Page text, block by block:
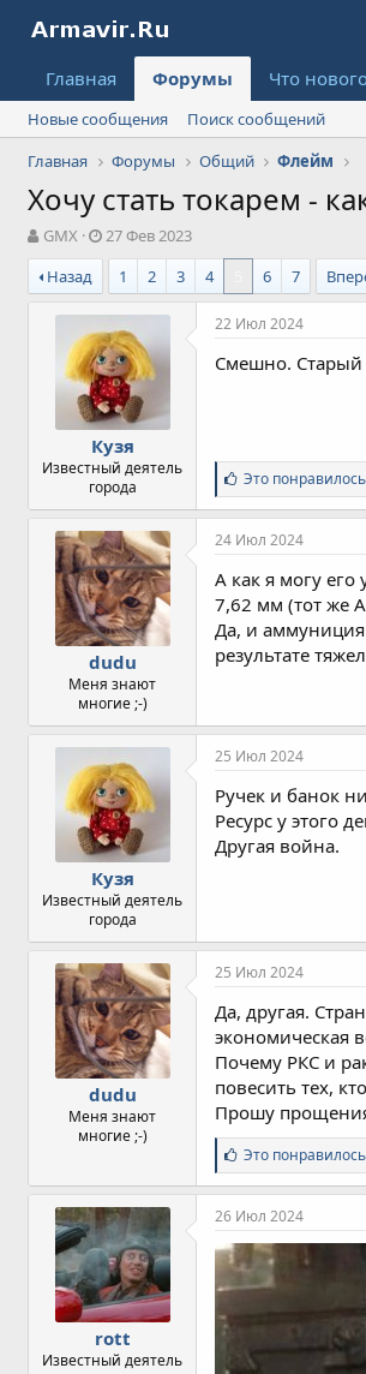
Главная Форумы Что
Новые сообщения
Поиск сообщений
Главная
Форумы Общий Флейм
Хочу стать токарем -
А
в
т
о
GMX
Д
а
а
н
а
ч
а
л
а
27 Фев 2023
Назад
1 2 3 4 6 7
Кузя
Известный деятель
города
22 Июл 2024
Смешно. Старый
С
и
м
п
т
и
и
Это понравилось
dudu
Меня знают
многие ;-)
24 Июл 2024
А как я могу
7,62 мм (тот же
Да, и
результате
Кузя
Известный деятель
города
25 Июл 2024
Ручек и банок
Ресурс у этого
Другая война.
dudu
Меня знают
многие ;-)
25 Июл 2024
Да, другая.
экономическая
Почему РКС и
повесить тех,
Прошу
С
и
м
п
т
и
и
Это понравилось
rott
Известный деятель
26 Июл 2024